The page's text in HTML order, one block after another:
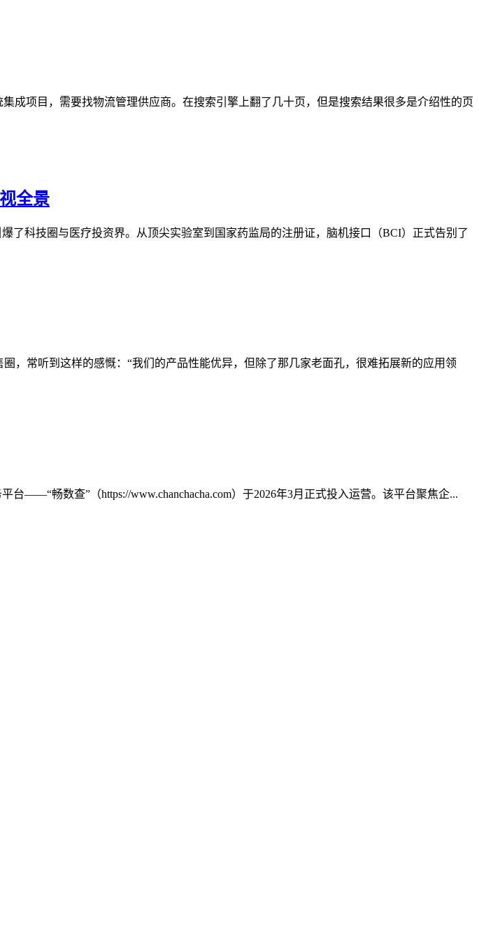
成项目，需要找物流管理供应商。在搜索引擎上翻了几十页，但是搜索结果很多是介绍性的页
全景
了科技圈与医疗投资界。从顶尖实验室到国家药监局的注册证，脑机接口（BCI）正式告别了
常听到这样的感慨：“我们的产品性能优异，但除了那几家老面孔，很难拓展新的应用领
——“畅数查”（https://www.chanchacha.com）于2026年3月正式投入运营。该平台聚焦企...